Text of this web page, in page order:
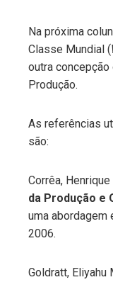
Na próxima
Classe Mundial (
outra
Produção.
As referências
são:
Corrêa, Henrique
da Produção e
uma abordagem
2006.
Goldratt, Eliyahu